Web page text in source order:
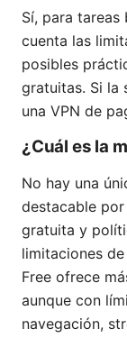
Sí, para
cuenta las
posibles
gratuitas. Si la
una VPN de
¿Cuál es la
No hay una
destacable
gratuita y
limitaciones
Free ofrece
aunque con
navegación,